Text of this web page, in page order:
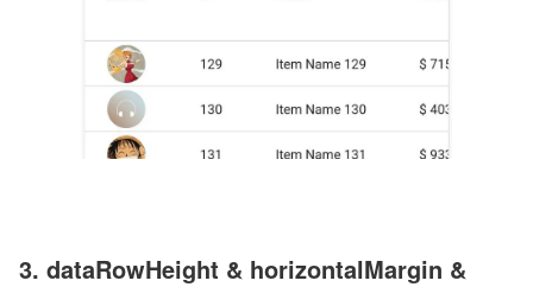
3. dataRowHeight & horizontalMargin &